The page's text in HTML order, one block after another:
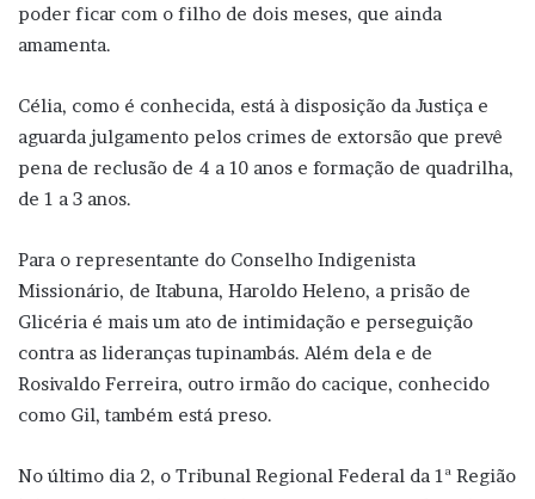
poder ficar com o filho de dois meses, que ainda
amamenta.
Célia, como é conhecida, está à disposição da Justiça e
aguarda julgamento pelos crimes de extorsão que prevê
pena de reclusão de 4 a 10 anos e formação de quadrilha,
de 1 a 3 anos.
Para o representante do Conselho Indigenista
Missionário, de Itabuna, Haroldo Heleno, a prisão de
Glicéria é mais um ato de intimidação e perseguição
contra as lideranças tupinambás. Além dela e de
Rosivaldo Ferreira, outro irmão do cacique, conhecido
como Gil, também está preso.
No último dia 2, o Tribunal Regional Federal da 1ª Região